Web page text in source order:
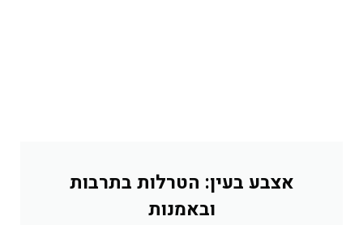
אצבע בעין: הטרלות בתרבות
ובאמנות